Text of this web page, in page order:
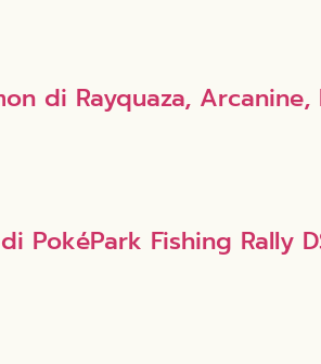
di Rayquaza, Arcanine,
PokéPark Fishing Rally